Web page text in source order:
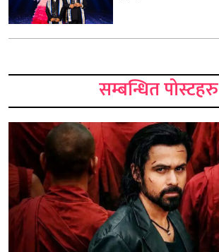
सम्बन्धित पोस्टहरु